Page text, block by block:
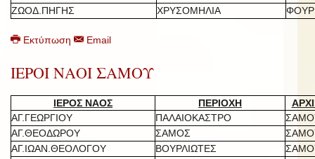
ΖΩΟΔ.ΠΗΓΗΣ
ΧΡΥΣΟΜΗΛΙΑ
Εκτύπωση Email
ΙΕΡΟΙ ΝΑΟΙ ΣΑΜΟΥ
ΙΕΡΟΣ ΝΑΟΣ ΠΕΡΙΟΧΗ
ΑΓ.ΓΕΩΡΓΙΟΥ
ΠΑΛΑΙΟΚΑΣΤΡΟ
ΑΓ.ΘΕΟΔΩΡΟΥ
ΣΑΜΟΣ
ΑΓ.ΙΩΑΝ.ΘΕΟΛΟΓΟΥ
ΒΟΥΡΛΙΩΤΕΣ